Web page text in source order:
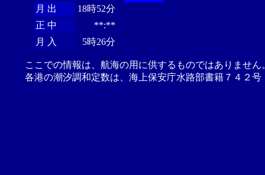
月 出
18時52分
正 中
**:**
月 入
5時26分
ここでの情報は、航海の用に供するものではありませ
各港の潮汐調和定数は、海上保安庁水路部書籍７４２